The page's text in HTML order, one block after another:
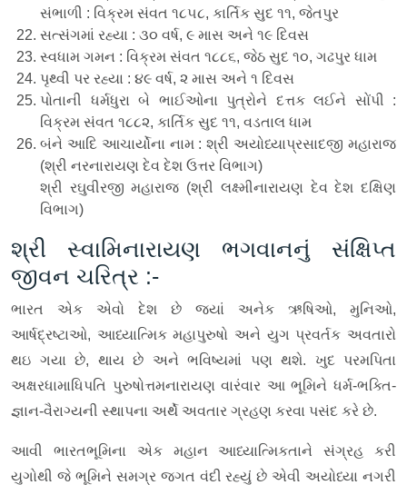
સંભાળી : વિક્રમ સંવત ૧૮૫૮, કાર્તિક સુદ ૧૧, જેતપુર
સત્સંગમાં રહ્યા : ૩૦ વર્ષ, ૯ માસ અને ૧૯ દિવસ
સ્વધામ ગમન : વિક્રમ સંવત ૧૮૮૬, જેઠ સુદ ૧૦, ગઢપુર ધામ
પૃથ્વી પર રહ્યા : ૪૯ વર્ષ, ૨ માસ અને ૧ દિવસ
પોતાની ધર્મધુરા બે ભાઈઓના પુત્રોને દત્તક લઈને સોંપી :
વિક્રમ સંવત ૧૮૮૨, કાર્તિક સુદ ૧૧, વડતાલ ધામ
બંને આદિ આચાર્યોના નામ : શ્રી અયોધ્યાપ્રસાદજી મહારાજ
(શ્રી નરનારાયણ દેવ દેશ ઉત્તર વિભાગ)
શ્રી રઘુવીરજી મહારાજ (શ્રી લક્ષ્મીનારાયણ દેવ દેશ દક્ષિણ
વિભાગ)
શ્રી સ્વામિનારાયણ ભગવાનનું સંક્ષિપ્ત
જીવન ચરિત્ર :-
ભારત એક એવો દેશ છે જ્યાં અનેક ઋષિઓ, મુનિઓ,
આર્ષદ્રષ્ટાઓ, આધ્યાત્મિક મહાપુરુષો અને યુગ પ્રવર્તક અવતારો
થઇ ગયા છે, થાય છે અને ભવિષ્યમાં પણ થશે. ખુદ પરમપિતા
અક્ષરધામાધિપતિ પુરુષોત્તમનારાયણ વારંવાર આ ભૂમિને ધર્મ-ભક્તિ-
જ્ઞાન-વૈરાગ્યની સ્થાપના અર્થે અવતાર ગ્રહણ કરવા પસંદ કરે છે.
આવી ભારતભૂમિના એક મહાન આધ્યાત્મિકતાને સંગ્રહ કરી
યુગોથી જે ભૂમિને સમગ્ર જગત વંદી રહ્યું છે એવી અયોધ્યા નગરી